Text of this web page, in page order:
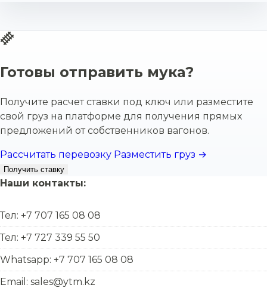
Готовы отправить мука?
Получите расчет ставки под ключ или разместите
свой груз на платформе для получения прямых
предложений от собственников вагонов.
Рассчитать перевозку Разместить груз →
Получить ставку
Наши контакты:
Тел: +7 707 165 08 08
Тел: +7 727 339 55 50
Whatsapp: +7 707 165 08 08
Email: sales@ytm.kz